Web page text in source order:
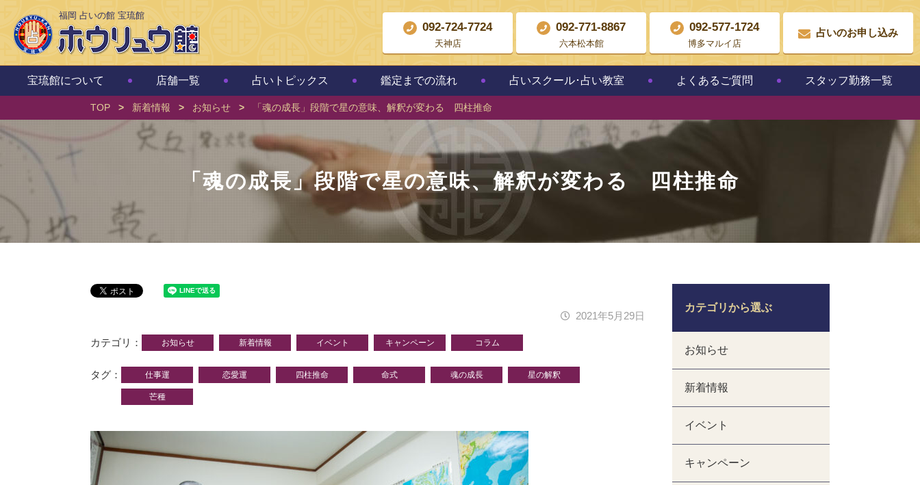
福岡 占いの館 宝琉館
092-724-7724
天神店
092-771-8867
六本松本館
092-577-1724
博多マルイ店
占いのお申し込み
宝琉館について 店舗一覧 占いトピックス 鑑定までの流れ 占いスクール･占い教室 よくあるご質問 スタッフ勤務一覧
TOP > 新着情報 > お知らせ > 「魂の成長」段階で星の意味、解釈が変わる 四柱推命
「魂の成長」段階で星の意味、解釈が変わる 四柱推命
2021年5月29日
カテゴリ お知らせ 新着情報 イベント キャンペーン コラム
タグ 仕事運 恋愛運 四柱推命 命式 魂の成長 星の解釈
芒種
カテゴリから選ぶ
お知らせ
新着情報
イベント
キャンペーン